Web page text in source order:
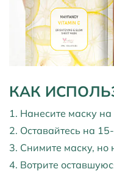
КАК
1. Нанесите маску
2. Оставайтесь на
3. Снимите маску, но
4. Вотрите